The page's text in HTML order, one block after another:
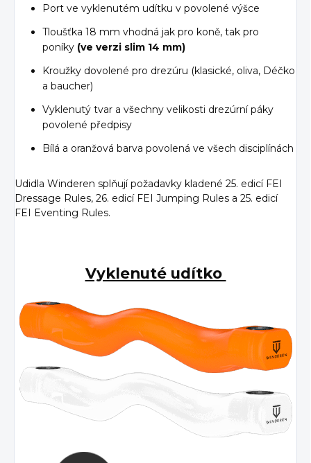
Port ve vyklenutém udítku v povolené výšce
Tloušťka 18 mm vhodná jak pro koně, tak pro
poníky (ve verzi slim 14 mm)
Kroužky dovolené pro drezúru (klasické, oliva, Déčko
a baucher)
Vyklenutý tvar a všechny velikosti drezúrní páky
povolené předpisy
Bílá a oranžová barva povolená ve všech disciplínách
Udidla Winderen splňují požadavky kladené 25. edicí FEI
Dressage Rules, 26. edicí FEI Jumping Rules a 25. edicí
FEI Eventing Rules.
Vyklenuté udítko